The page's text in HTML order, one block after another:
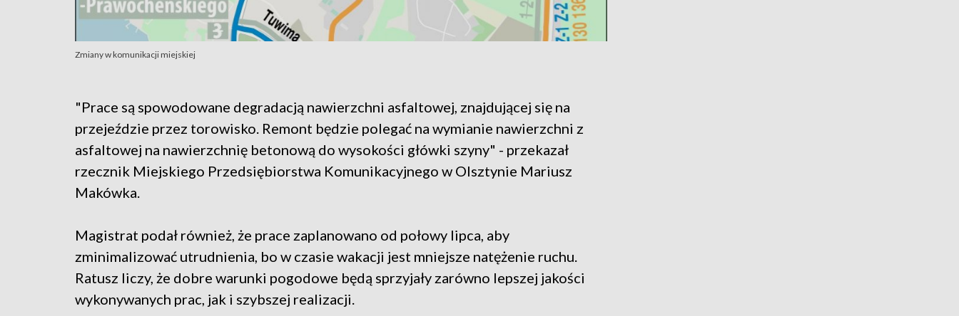
Zmiany w komunikacji miejskiej
"Prace są spowodowane degradacją nawierzchni asfaltowej, znajdującej się na
przejeździe przez torowisko. Remont będzie polegać na wymianie nawierzchni z
asfaltowej na nawierzchnię betonową do wysokości główki szyny" - przekazał
rzecznik Miejskiego Przedsiębiorstwa Komunikacyjnego w Olsztynie Mariusz
Makówka.
Magistrat podał również, że prace zaplanowano od połowy lipca, aby
zminimalizować utrudnienia, bo w czasie wakacji jest mniejsze natężenie ruchu.
Ratusz liczy, że dobre warunki pogodowe będą sprzyjały zarówno lepszej jakości
wykonywanych prac, jak i szybszej realizacji.